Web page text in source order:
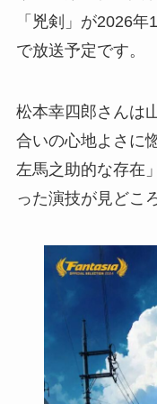
「兇剣」が2026
で放送予定です。
松本幸四郎さんは
合いの心地よさに
左馬之助的な存在
った演技が見どこ